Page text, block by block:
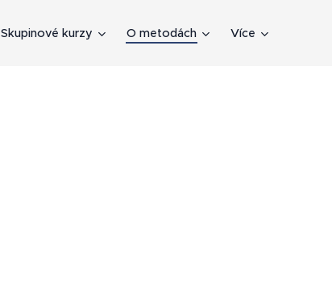
Skupinové kurzy O metodách Více